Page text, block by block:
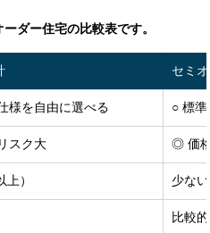
ダー住宅の比較表です。
セミ
様を自由に選べる ○ 標
スク大 ◎ 価
） 少な
比較